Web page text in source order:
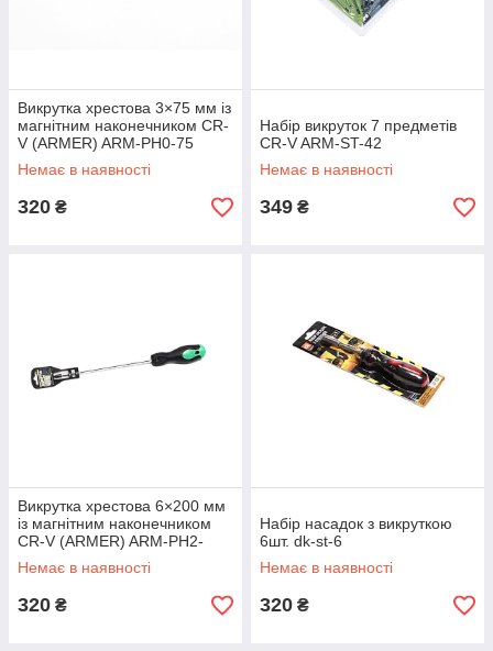
Викрутка хрестова 3×75 мм із
магнітним наконечником CR-
V (ARMER) ARM-PH0-75
Немає в наявності
320 ₴
Набір викруток 7 предметів
CR-V ARM-ST-42
Немає в наявності
349 ₴
Викрутка хрестова 6×200 мм
із магнітним наконечником
CR-V (ARMER) ARM-PH2-
6200
Немає в наявності
320 ₴
Набір насадок з викруткою
6шт. dk-st-6
Немає в наявності
320 ₴